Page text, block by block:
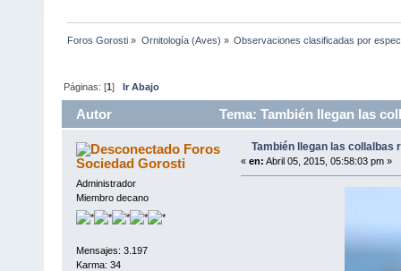
Foros Gorosti » Ornitología (Aves) » Observaciones clasificadas por
Páginas: [1]Ir Abajo
Autor Tema: También llegan las
Foros
Sociedad Gorosti
Administrador
Miembro decano
Mensajes: 3.197
Karma: 34
También llegan las collalbas
« en: Abril 05, 2015, 05:58:03 pm »